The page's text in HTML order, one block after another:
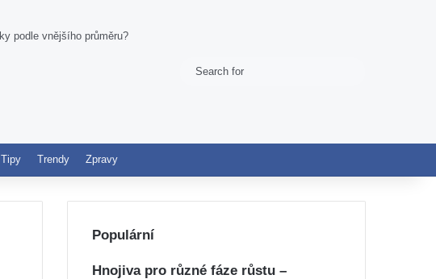
podle vnějšího průměru?
Switch skin
Tipy Trendy Zpravy
Populární
Hnojiva pro různé fáze růstu –